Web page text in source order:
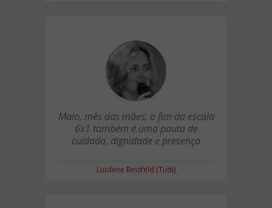
Maio, mês das mães: o fim da escala
6x1 também é uma pauta de
cuidado, dignidade e presença
Lucilene Binsfeld (Tudi)